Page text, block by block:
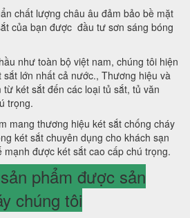
chất lượng châu âu đảm bảo bề mặt
của bạn được đầu tư sơn sáng bóng
như toàn bộ việt nam, chúng tôi hiện
lớn nhất cả nước., Thương hiệu và
két sắt đến các loại tủ sắt, tủ văn
trọng.
mang thương hiệu két sắt chống cháy
két sắt chuyên dụng cho khách sạn
được két sắt cao cấp chú trọng.
phẩm được sản
chúng tôi